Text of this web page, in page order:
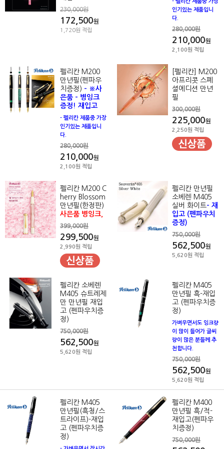
230,000원
172,500원
1,720원 적립
- 펠리칸 제품중 가장
인기있는 제품입니
다.
280,000원
210,000원
2,100원 적립
펠리칸 M200
만년필(펜파우
치증정) - ※사
은품 - 병잉크
증정! 재입고
- 펠리칸 제품중 가장
인기있는 제품입니
다.
280,000원
210,000원
2,100원 적립
[펠리칸] M200
아프리콧 스폐
셜에디션 만년
필
300,000원
225,000원
2,250원 적립
펠리칸 M200 C
herry Blossom
만년필(한정판)
사은품 병잉크,
399,000원
299,500원
2,990원 적립
펠리칸 만년필
소베렌 M405
실버 화이트- 재
입고 (펜파우치
증정)
750,000원
562,500원
5,620원 적립
펠리칸 소베렌
M405 슈트레제
만 만년필 재입
고 (펜파우치증
정)
750,000원
562,500원
5,620원 적립
펠리칸 M405
만년필 흑-재입
고 (펜파우치증
정)
가벼우면서도 잉크량
이 많이 들어가 글씨
량이 많은 분들께 추
천합니다.
750,000원
562,500원
5,620원 적립
펠리칸 M405
만년필(흑청/스
트라이프)-재입
고 (펜파우치증
정)
펠리칸 M400
만년필 흑/적-
재입고(펜파우
치증정)
750,000원